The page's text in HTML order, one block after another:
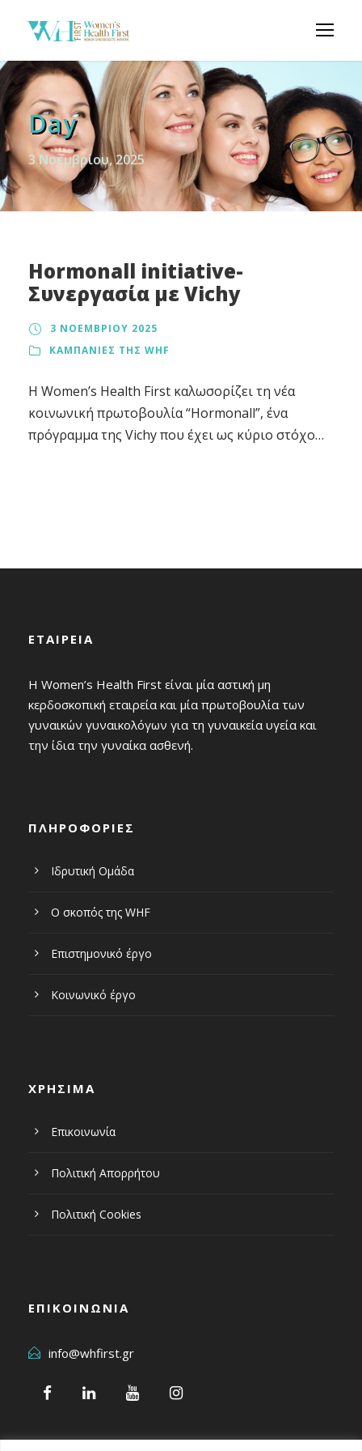
Day
3 Νοεμβρίου, 2025
Hormonall initiative-
Συνεργασία με Vichy
3 ΝΟΕΜΒΡΊΟΥ 2025
ΚΑΜΠΑΝΙΕΣ ΤΗΣ WHF
Η Women’s Health First καλωσορίζει τη νέα
κοινωνική πρωτοβουλία “Hormonall”, ένα
πρόγραμμα της Vichy που έχει ως κύριο στόχο
ευαισθητοποίηση και...
ΕΤΑΙΡΕΙΑ
Η Women’s Health First είναι μία αστική μη
κερδοσκοπική εταιρεία και μία πρωτοβουλία των
γυναικών γυναικολόγων για τη γυναικεία υγεία και
την ίδια την γυναίκα ασθενή.
ΠΛΗΡΟΦΟΡΙΕΣ
Ιδρυτική Ομάδα
Ο σκοπός της WHF
Επιστημονικό έργο
Κοινωνικό έργο
ΧΡΗΣΙΜΑ
Επικοινωνία
Πολιτική Απορρήτου
Πολιτική Cookies
ΕΠΙΚΟΙΝΩΝΙΑ
info@whfirst.gr